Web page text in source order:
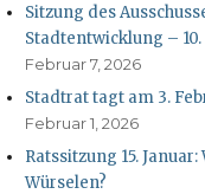
Sitzung des
Stadtentwicklung – 10.
Februar 7, 2026
Stadtrat tagt am 3.
Februar 1, 2026
Ratssitzung 15.
Würselen?